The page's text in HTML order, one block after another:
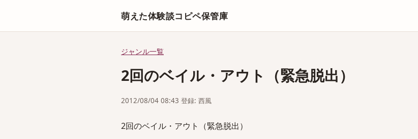
萌えた体験談コピペ保管庫
ジャンル一覧
2回のベイル・アウト（緊急脱出）
2012/08/04 08:43 登録: 西風
2回のベイル・アウト（緊急脱出）